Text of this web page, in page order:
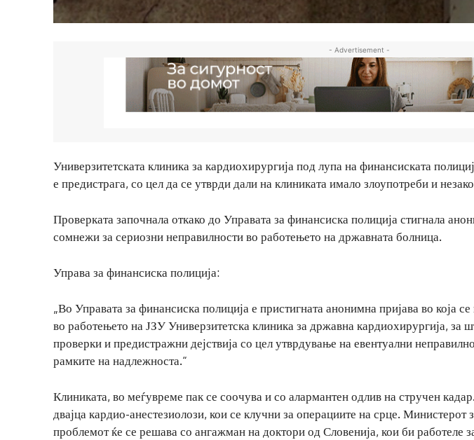
- Advertisement -
Универзитетската клиника за кардиохирургија под лупа на финансиската
е предистрага, со цел да се утврди дали на клиниката имало злоупотреби и
Проверката започнала откако до Управата за финансиска полиција стигнала
сомнежи за сериозни неправилности во работењето на државната болница.
Управа за финансиска полиција:
„Во Управата за финансиска полиција е пристигната анонимна пријава во која
во работењето на ЈЗУ Универзитетска клиника за државна кардиохирургија, за
проверки и предистражни дејствија со цел утврдување на евентуални
рамките на надлежноста.“
Клиниката, во меѓувреме пак се соочува и со алармантен одлив на стручен
двајца кардио-анестезиолози, кои се клучни за операциите на срце. Министерот
проблемот ќе се решава со ангажман на доктори од Словенија, кои би работеле